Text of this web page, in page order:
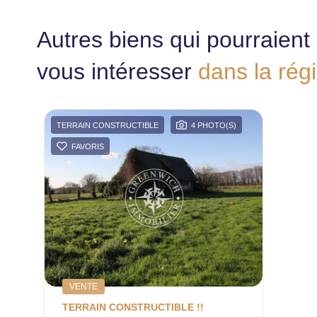
Autres biens qui pourraient
vous intéresser dans la
TERRAIN CONSTRUCTIBLE 4 PHOTO(S)
FAVORIS
VENTE
TERRAIN CONSTRUCTIBLE !!